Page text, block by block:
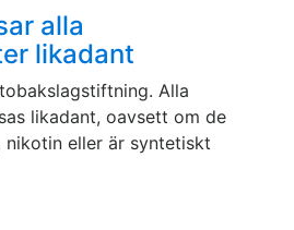
alla
likadant
Alla
likadant, oavsett om de
eller är syntetiskt